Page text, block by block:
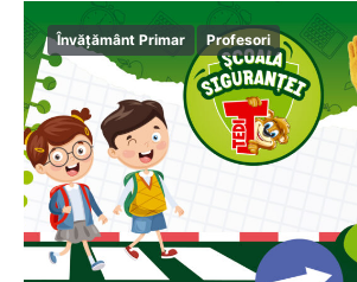
Învățământ Primar Profesori